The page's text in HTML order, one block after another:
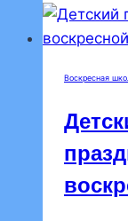
Воскресная